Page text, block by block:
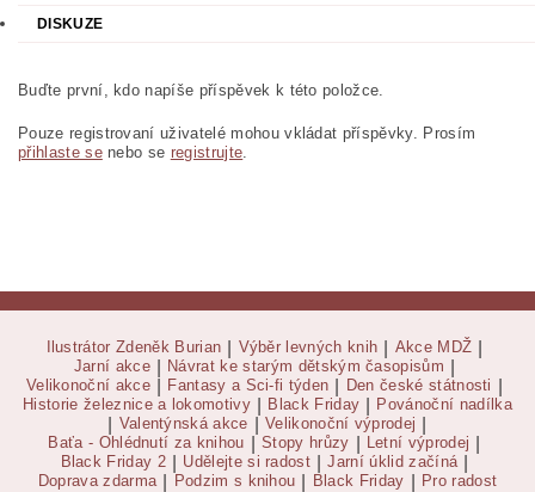
DISKUZE
Buďte první, kdo napíše příspěvek k této položce.
Pouze registrovaní uživatelé mohou vkládat příspěvky. Prosím
přihlaste senebo se registrujte.
Ilustrátor Zdeněk Burian Výběr levných knih Akce MDŽ
Jarní akce Návrat ke starým dětským časopisům
Velikonoční akce Fantasy a Sci-fi týden Den české státnosti
Historie železnice a lokomotivy Black Friday Povánoční nadílka
Valentýnská akce Velikonoční výprodej
Baťa - Ohlédnutí za knihou Stopy hrůzy Letní výprodej
Black Friday 2 Udělejte si radost Jarní úklid začíná
Doprava zdarma Podzim s knihou Black Friday Pro radost